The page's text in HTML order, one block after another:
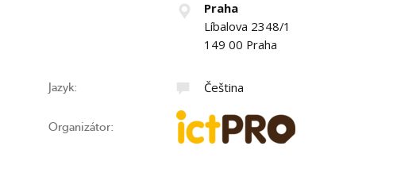
Praha
Líbalova 2348/1
149 00 Praha
Jazyk: Čeština
Organizátor: